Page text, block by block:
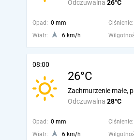
Odczuwalna 26°C
Opad: 0 mm Ciśnienie:
Wiatr:
6 km/h
08:00
26°C
Odczuwalna 28°C
Zachmurzenie małe,
Opad: 0 mm Ciśnienie:
Wiatr:
6 km/h